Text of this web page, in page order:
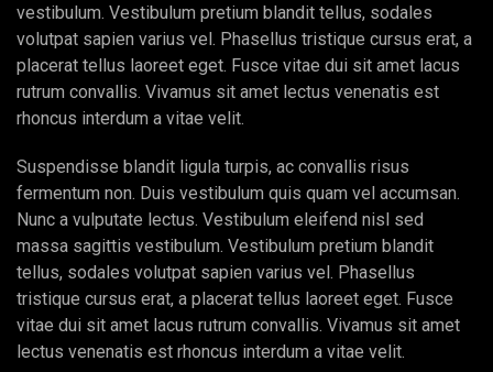
vestibulum. Vestibulum pretium blandit tellus, sodales
volutpat sapien varius vel. Phasellus tristique cursus erat, a
placerat tellus laoreet eget. Fusce vitae dui sit amet lacus
rutrum convallis. Vivamus sit amet lectus venenatis est
rhoncus interdum a vitae velit.
Suspendisse blandit ligula turpis, ac convallis risus
fermentum non. Duis vestibulum quis quam vel accumsan.
Nunc a vulputate lectus. Vestibulum eleifend nisl sed
massa sagittis vestibulum. Vestibulum pretium blandit
tellus, sodales volutpat sapien varius vel. Phasellus
tristique cursus erat, a placerat tellus laoreet eget. Fusce
vitae dui sit amet lacus rutrum convallis. Vivamus sit amet
lectus venenatis est rhoncus interdum a vitae velit.